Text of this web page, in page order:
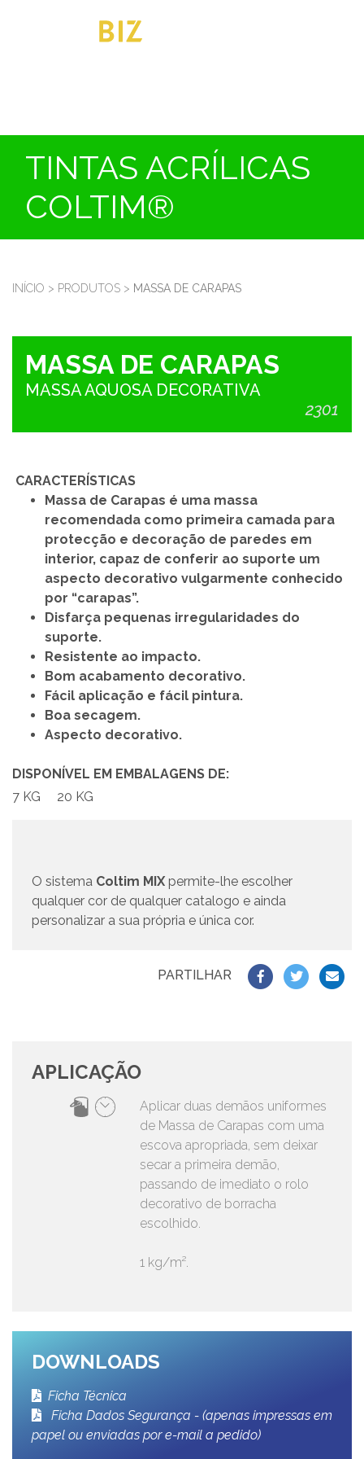
TINTAS ACRÍLICAS
COLTIM®
INÍCIO > PRODUTOS > MASSA DE CARAPAS
MASSA DE CARAPAS
MASSA AQUOSA DECORATIVA
2301
CARACTERÍSTICAS
Massa de Carapas é uma massa
recomendada como primeira camada para
protecção e decoração de paredes em
interior, capaz de conferir ao suporte um
aspecto decorativo vulgarmente conhecido
por “carapas”.
Disfarça pequenas irregularidades do
suporte.
Resistente ao impacto.
Bom acabamento decorativo.
Fácil aplicação e fácil pintura.
Boa secagem.
Aspecto decorativo.
DISPONÍVEL EM EMBALAGENS DE:
7 KG
20 KG
O sistema Coltim MIX permite-lhe escolher
qualquer cor de qualquer catalogo e ainda
personalizar a sua própria e única cor.
PARTILHAR
APLICAÇÃO
Aplicar duas demãos uniformes
de Massa de Carapas com uma
escova apropriada, sem deixar
secar a primeira demão,
passando de imediato o rolo
decorativo de borracha
escolhido.
1 kg/m².
DOWNLOADS
Ficha Técnica
Ficha Dados Segurança - (apenas impressas em
papel ou enviadas por e-mail a pedido)